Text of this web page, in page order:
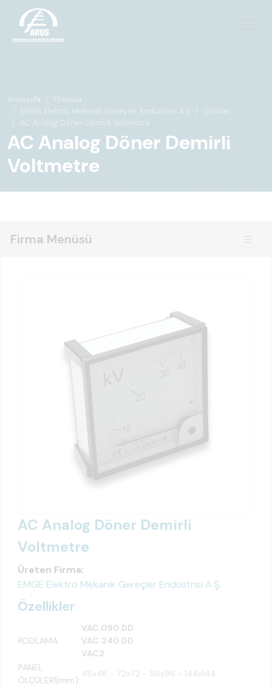
Anasayfa
Firmalar
EMGE Elektro Mekanik Gereçler Endüstrisi A.Ş.
Ürünler
AC Analog Döner Demirli Voltmetre
AC Analog Döner Demirli
Voltmetre
Firma Menüsü
AC Analog Döner Demirli
Voltmetre
Üreten Firma:
EMGE Elektro Mekanik Gereçler Endüstrisi A.Ş.
Özellikler
KODLAMA:
VAC.090.DD
VAC.240.DD
VAC2.
PANEL
ÖLÇÜLERİ(mm):
48x48 - 72x72 - 96x96 - 144x144